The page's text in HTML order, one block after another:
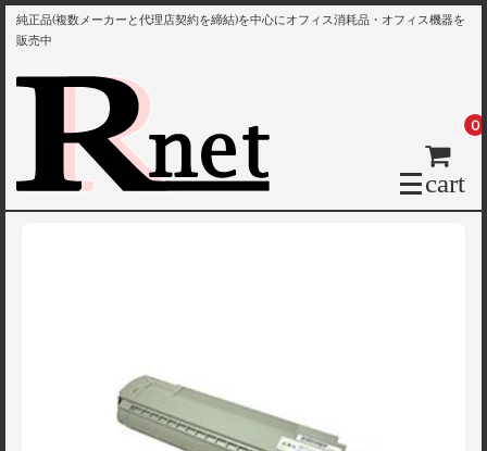
純正品(複数メーカーと代理店契約を締結)を中心にオフィス消耗品・オフィス機器を
販売中
cart
0